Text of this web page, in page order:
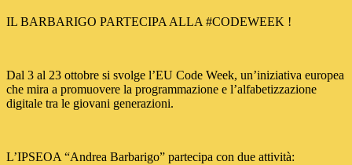
IL BARBARIGO PARTECIPA ALLA #CODEWEEK !
Dal 3 al 23 ottobre si svolge l’EU Code Week, un’iniziativa europea
che mira a promuovere la programmazione e l’alfabetizzazione
digitale tra le giovani generazioni.
L’IPSEOA “Andrea Barbarigo” partecipa con due attività: